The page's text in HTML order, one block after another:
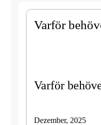
Varför
Varför
Dezember, 2025